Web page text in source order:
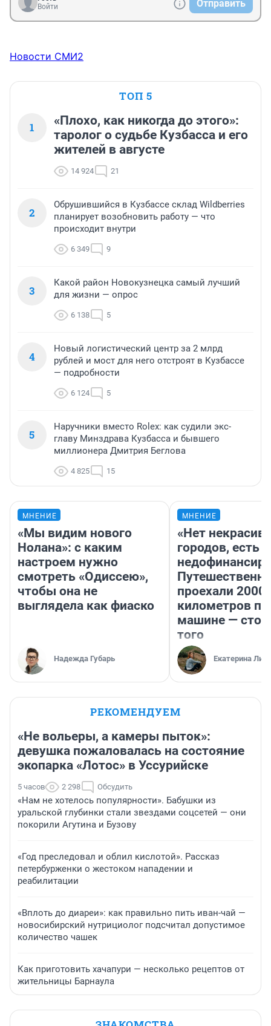
Войти
Отправить
Новости СМИ2
ТОП 5
1
«Плохо, как никогда до этого»:
таролог о судьбе Кузбасса и его
жителей в августе
14 924 21
2
Обрушившийся в Кузбассе склад Wildberries
планирует возобновить работу — что
происходит внутри
6 349 9
3
Какой район Новокузнецка самый лучший
для жизни — опрос
6 138 5
4
Новый логистический центр за 2 млрд
рублей и мост для него отстроят в Кузбассе
— подробности
6 124 5
5
Наручники вместо Rolex: как судили экс-
главу Минздрава Кузбасса и бывшего
миллионера Дмитрия Беглова
4 825 15
МНЕНИЕ
«Мы видим нового
Нолана»: с каким
настроем нужно
смотреть «Одиссею»,
чтобы она не
выглядела как фиаско
Надежда Губарь
МНЕНИЕ
«Нет
городов, есть
проехали 2000
километров по
машине —
того
Екатерина
РЕКОМЕНДУЕМ
«Не вольеры, а камеры пыток»:
девушка пожаловалась на состояние
экопарка «Лотос» в Уссурийске
5 часов 2 298 Обсудить
«Нам не хотелось популярности». Бабушки из
уральской глубинки стали звездами соцсетей — они
покорили Агутина и Бузову
«Год преследовал и облил кислотой». Рассказ
петербурженки о жестоком нападении и
реабилитации
«Вплоть до диареи»: как правильно пить иван-чай —
новосибирский нутрициолог подсчитал допустимое
количество чашек
Как приготовить хачапури — несколько рецептов от
жительницы Барнаула